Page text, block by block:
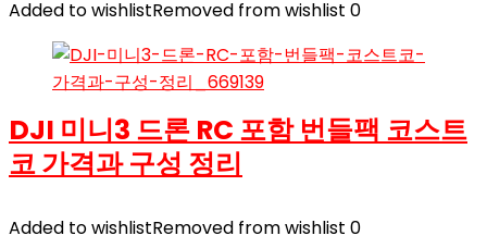
Added to wishlistRemoved from wishlist 0
DJI 미니3 드론 RC 포함 번들팩 코스트
코 가격과 구성 정리
Added to wishlistRemoved from wishlist 0